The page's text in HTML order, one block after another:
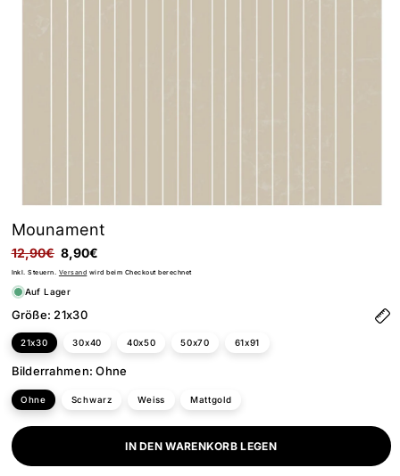
Mounament
Normaler
Preis
12,90€
Verkaufspreis
8,90€
Inkl. Steuern. Versand wird beim Checkout berechnet
Auf Lager
Größe: 21x30
21x30 30x40 40x50 50x70 61x91
Bilderrahmen:Ohne
Ohne Schwarz Weiss Mattgold
IN DEN WARENKORB LEGEN